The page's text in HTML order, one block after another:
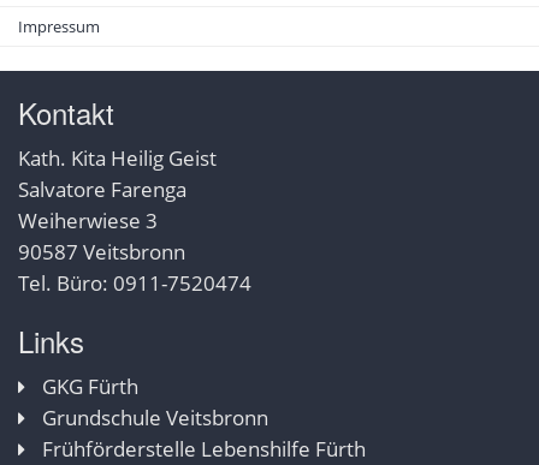
Impressum
Kontakt
Kath. Kita Heilig Geist
Salvatore Farenga
Weiherwiese 3
90587 Veitsbronn
Tel. Büro: 0911-7520474
Links
GKG Fürth
Grundschule Veitsbronn
Frühförderstelle Lebenshilfe Fürth